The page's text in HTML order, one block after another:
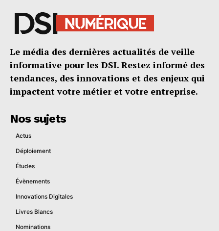
Le média des dernières actualités de veille
informative pour les DSI. Restez informé des
tendances, des innovations et des enjeux qui
impactent votre métier et votre entreprise.
Nos sujets
Actus
Déploiement
Études
Évènements
Innovations Digitales
Livres Blancs
Nominations